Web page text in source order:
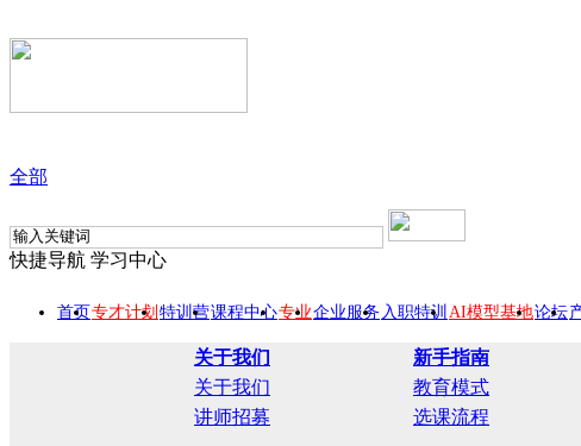
全部
快捷导航 学习中心
首页专才计划 特训营课程中心专业企业服务 入职特训 AI模型基地论坛
关于我们 新手指南
关于我们 教育模式
讲师招募
选课流程